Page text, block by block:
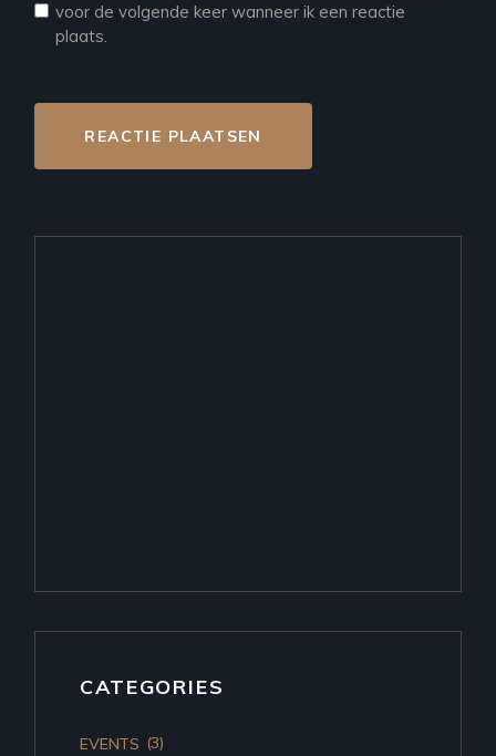
voor de volgende keer wanneer ik een reactie
plaats.
REACTIE PLAATSEN
CATEGORIES
EVENTS (3)